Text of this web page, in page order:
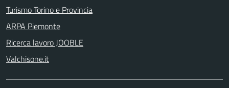
Turismo Torino e Provincia
ARPA Piemonte
Ricerca lavoro JOOBLE
Valchisone.it